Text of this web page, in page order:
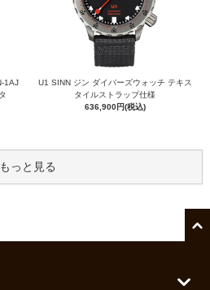
1AJ
U1 SINN ジン ダイバーズウォッチ テキス
タイルストラップ仕様
636,900円(税込)
もっと見る